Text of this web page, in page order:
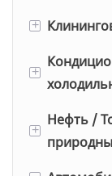
Шланг
Шланг
узел
+
Шланг
Шланг
Тонкий
мойки
+
Шланг
+
Нефть /